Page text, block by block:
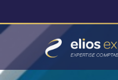
Aller
au